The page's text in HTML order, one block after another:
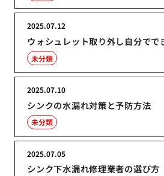
ウォシュレット取り外し自分でで
2025.07.12
未分類
シンクの水漏れ対策と予防方法
2025.07.10
未分類
シンク下水漏れ修理業者の選び方
2025.07.05